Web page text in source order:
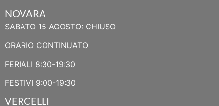
NOVARA
SABATO 15 AGOSTO: CHIUSO
ORARIO CONTINUATO
FERIALI 8:30-19:30
FESTIVI 9:00-19:30
VERCELLI